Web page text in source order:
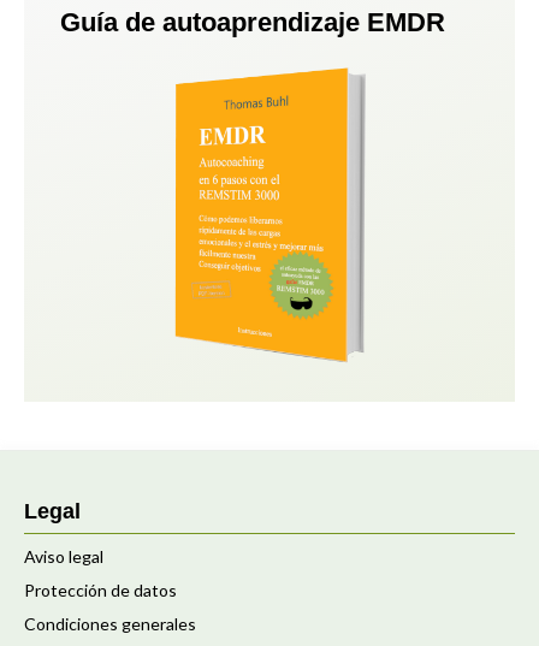
Guía de autoaprendizaje EMDR
Legal
Aviso legal
Protección de datos
Condiciones generales